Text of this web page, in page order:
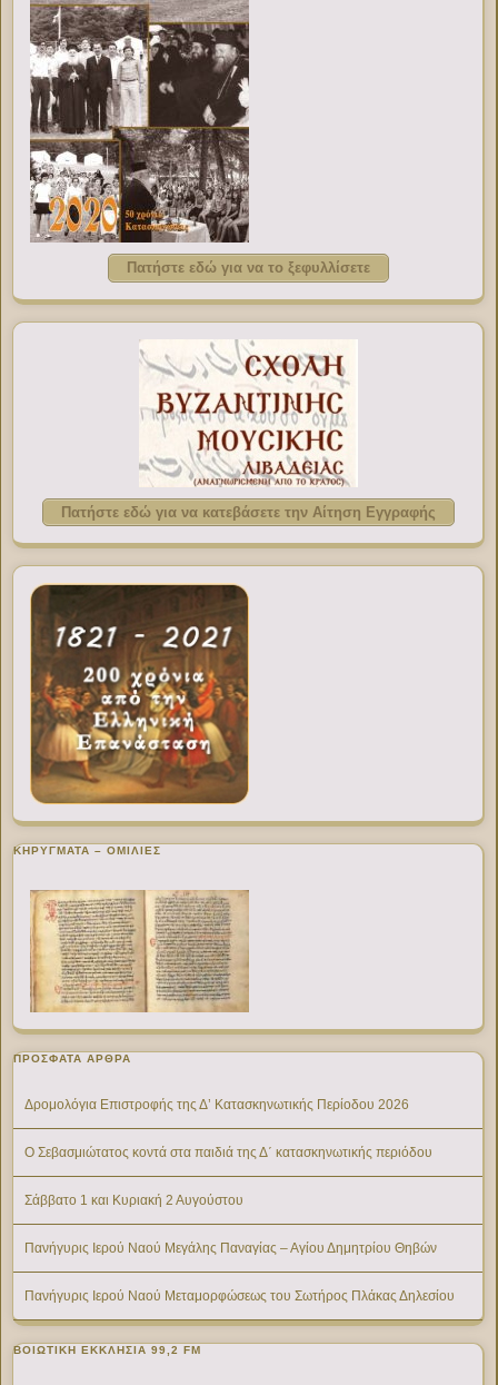
Πατήστε εδώ για να το ξεφυλλίσετε
Πατήστε εδώ για να κατεβάσετε την Αίτηση Εγγραφής
ΚΗΡΥΓΜΑΤΑ – ΟΜΙΛΙΕΣ
ΠΡΌΣΦΑΤΑ ΆΡΘΡΑ
Δρομολόγια Επιστροφής της Δ’ Κατασκηνωτικής Περίοδου 2026
Ο Σεβασμιώτατος κοντά στα παιδιά της Δ΄ κατασκηνωτικής περιόδου
Σάββατο 1 και Κυριακή 2 Αυγούστου
Πανήγυρις Ιερού Ναού Μεγάλης Παναγίας – Αγίου Δημητρίου Θηβών
Πανήγυρις Ιερού Ναού Μεταμορφώσεως του Σωτήρος Πλάκας Δηλεσίου
ΒΟΙΩΤΙΚΉ ΕΚΚΛΗΣΊΑ 99,2 FM